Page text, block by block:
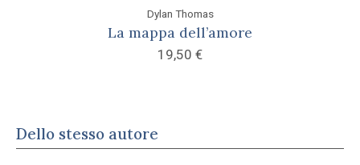
Dylan Thomas
La mappa dell’amore
19,50 €
Dello stesso autore